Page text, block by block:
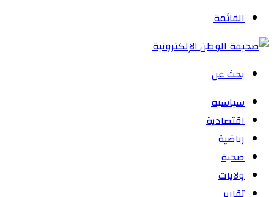
القائمة
بحث عن
سياسية
اقتصادية
رياضية
صحية
ولايات